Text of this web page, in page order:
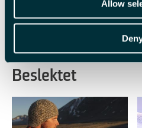
Allow
Beslektet